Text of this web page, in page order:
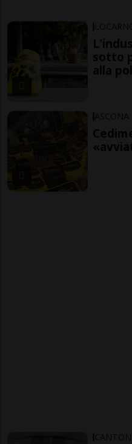
sotto
alla
ASCONA